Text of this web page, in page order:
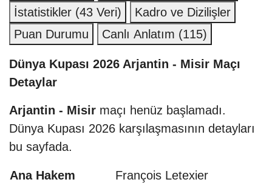
İstatistikler (43 Veri)
Kadro ve Dizilişler
Puan Durumu
Canlı Anlatım (115)
Dünya Kupası 2026 Arjantin - Misir Maçı
Detaylar
Arjantin - Misir maçı henüz başlamadı.
Dünya Kupası 2026 karşılaşmasının detayları
bu sayfada.
Ana Hakem
François Letexier